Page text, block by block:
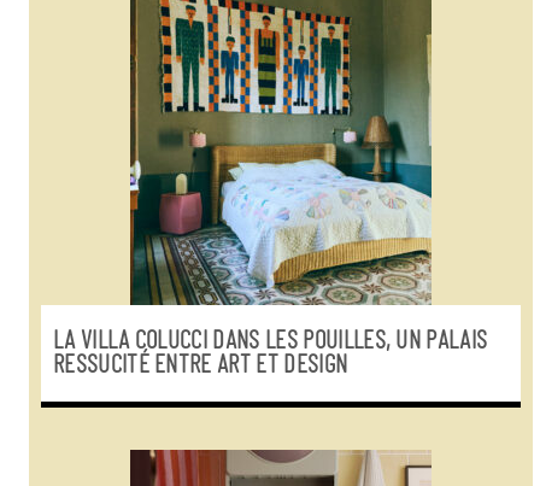
LA VILLA COLUCCI DANS LES POUILLES, UN PALAIS
RESSUCITÉ ENTRE ART ET DESIGN